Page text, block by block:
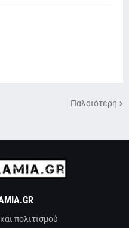
Παλαιότερη
πολιτισμού